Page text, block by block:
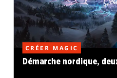
CRÉER MAGIC
Démarche nordique,